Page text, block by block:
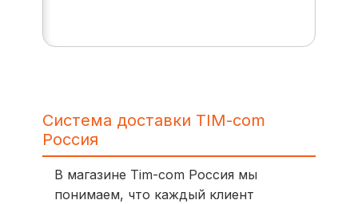
Система доставки TIM-com
Россия
В магазине Tim-com Россия мы
понимаем, что каждый клиент